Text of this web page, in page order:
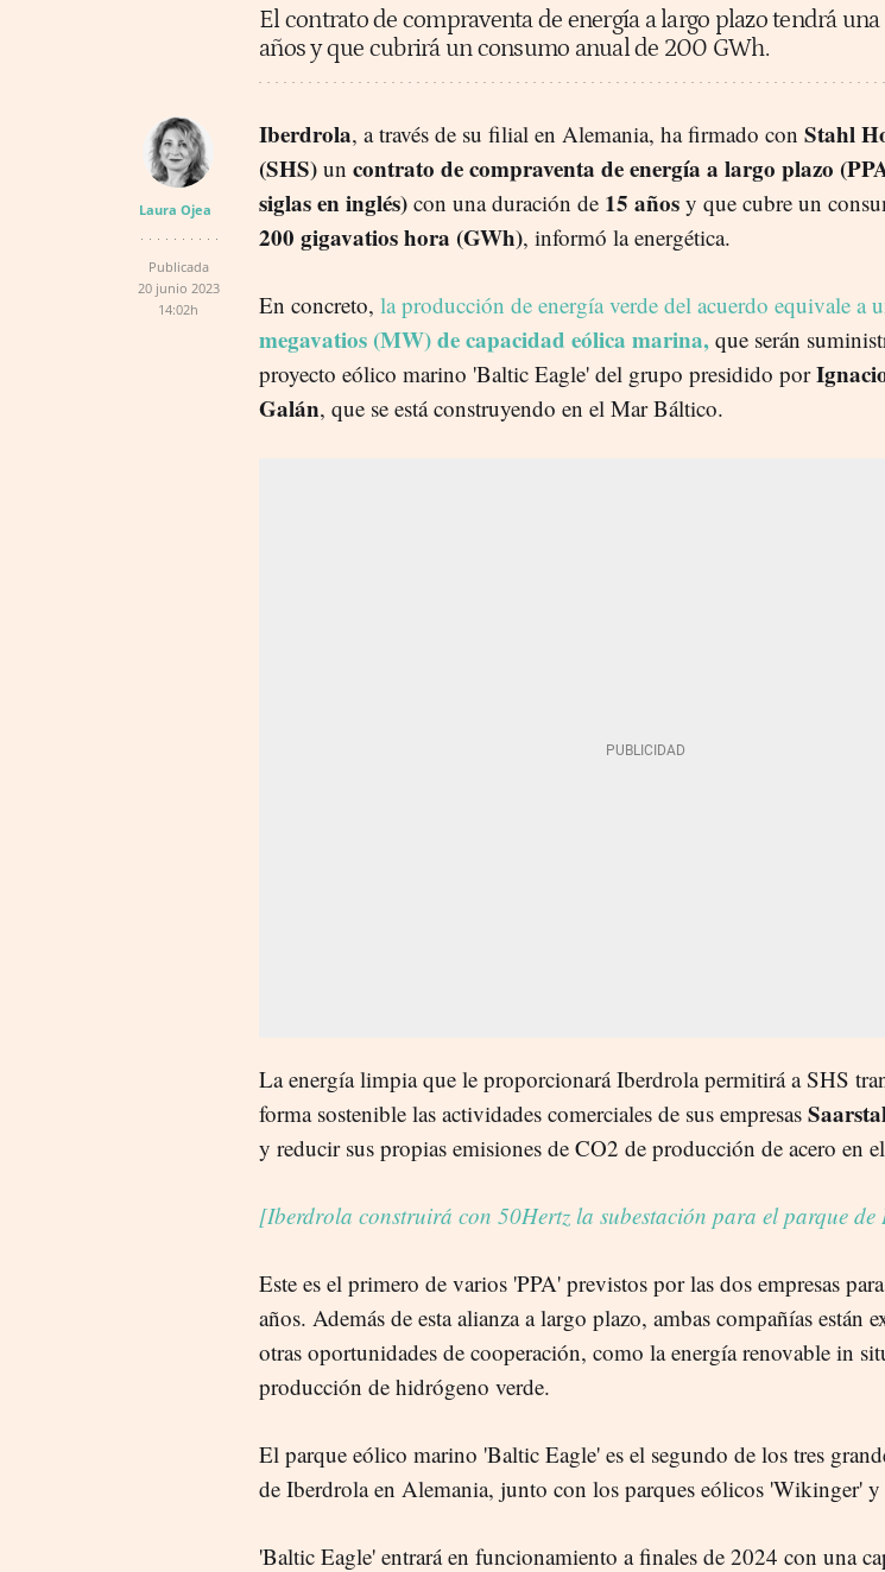
El contrato de compraventa de energía a largo plazo tendrá
años y que cubrirá un consumo anual de 200 GWh.
Laura Ojea
Publicada
20 junio 2023
14:02h
Iberdrola, a través de su filial en Alemania, ha firmado con Stahl
(SHS) un contrato de compraventa de energía a largo plazo
siglas en inglés) con una duración de 15 años y que cubre un
200 gigavatios hora (GWh), informó la energética.
En concreto, la producción de energía verde del acuerdo equivale a
megavatios (MW) de capacidad eólica marina, que serán
proyecto eólico marino 'Baltic Eagle' del grupo presidido por
Galán, que se está construyendo en el Mar Báltico.
La energía limpia que le proporcionará Iberdrola permitirá a SHS
forma sostenible las actividades comerciales de sus empresas
y reducir sus propias emisiones de CO2 de producción de acero en
[Iberdrola construirá con 50Hertz la subestación para el parque
Este es el primero de varios 'PPA' previstos por las dos empresas
años. Además de esta alianza a largo plazo, ambas compañías están
otras oportunidades de cooperación, como la energía renovable in
producción de hidrógeno verde.
El parque eólico marino 'Baltic Eagle' es el segundo de los tres
de Iberdrola en Alemania, junto con los parques eólicos 'Wikinger'
'Baltic Eagle' entrará en funcionamiento a finales de 2024 con una